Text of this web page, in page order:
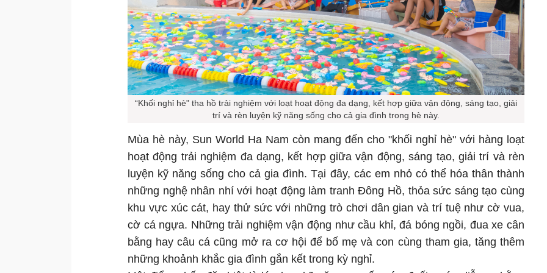
“Khối nghỉ hè" tha hồ trải nghiệm với loạt hoạt động đa dạng, kết hợp giữa vận động, sáng tạo, giải
trí và rèn luyện kỹ năng sống cho cả gia đình trong hè này.
Mùa hè này, Sun World Ha Nam còn mang đến cho "khối nghỉ hè" với hàng loạt
hoạt động trải nghiệm đa dạng, kết hợp giữa vận động, sáng tạo, giải trí và rèn
luyện kỹ năng sống cho cả gia đình. Tại đây, các em nhỏ có thể hóa thân thành
những nghệ nhân nhí với hoạt động làm tranh Đông Hồ, thỏa sức sáng tạo cùng
khu vực xúc cát, hay thử sức với những trò chơi dân gian và trí tuệ như cờ vua,
cờ cá ngựa. Những trải nghiệm vận động như cầu khỉ, đá bóng ngồi, đua xe cân
bằng hay câu cá cũng mở ra cơ hội để bố mẹ và con cùng tham gia, tăng thêm
những khoảnh khắc gia đình gắn kết trong kỳ nghỉ.